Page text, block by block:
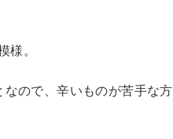
。
ので、辛いものが苦手な方